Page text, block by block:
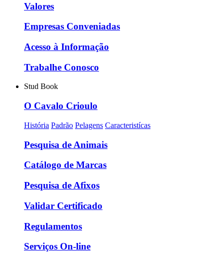
Valores
Empresas Conveniadas
Acesso à Informação
Trabalhe Conosco
Stud Book
O Cavalo Crioulo
História Padrão Pelagens Caracteristícas
Pesquisa de Animais
Catálogo de Marcas
Pesquisa de Afixos
Validar Certificado
Regulamentos
Serviços On-line